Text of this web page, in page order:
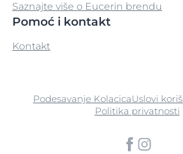
Saznajte više o Eucerin brendu
Pomoć i kontakt
Kontakt
Podesavanje KolacicaUslovi
Politika privatnosti